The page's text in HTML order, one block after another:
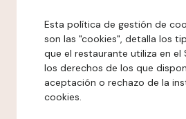
Esta política de gestión de
son las "cookies", detalla los
que el restaurante utiliza en el
los derechos de los que
aceptación o rechazo de la
cookies.